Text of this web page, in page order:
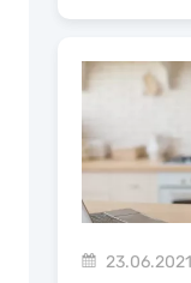
23.06.2021